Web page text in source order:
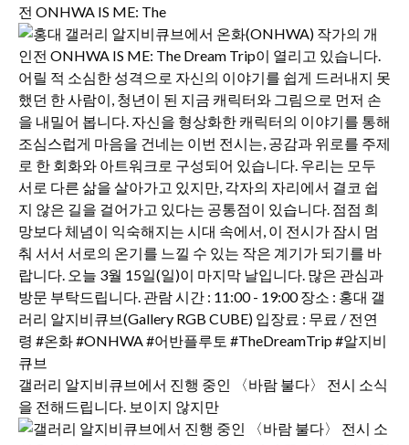
전 ONHWA IS ME: The
갤러리 알지비큐브에서 진행 중인 〈바람 불다〉 전시 소식
을 전해드립니다. 보이지 않지만